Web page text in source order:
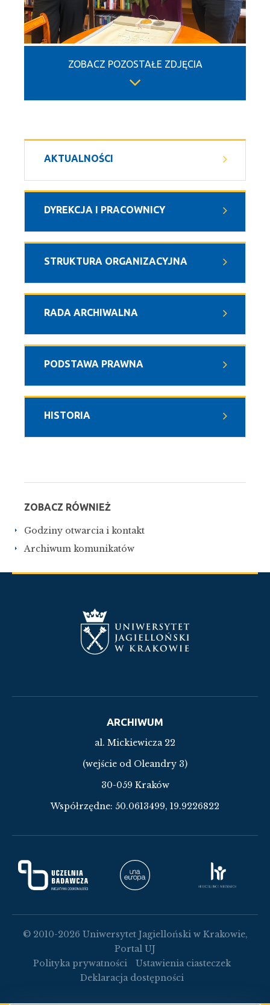
AKTUALNOŚCI
DYREKCJA I PRACOWNICY
STRUKTURA ORGANIZACYJNA
RADA ARCHIWALNA
PODSTAWA PRAWNA
HISTORIA
ZOBACZ RÓWNIEŻ
Godziny otwarcia i kontakt
Archiwum komunikatów
ZOBACZ POZOSTAŁE ZDJĘCIA
ARCHIWUM
al. Mickiewicza 22
(wejście od Oleandry 3)
30-059 Kraków
Współrzędne: 50.0613499, 19.9226822
© 2010-2026 Uniwersytet Jagielloński w Krakowie,
Portal UJ
Polityka prywatności
Ustawienia ciasteczek
Deklaracja dostępności